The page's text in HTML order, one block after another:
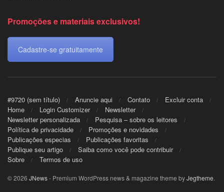
Promoções e materiais exclusivos!
Cadastre-se gratuitamente
#9720 (sem título) Anuncie aqui Contato
Excluir conta
Home
Login Customizer
Newsletter
Newsletter personalizada
Pesquisa – sobre os leitores
Política de privacidade
Promoções e novidades
Publicações especias
Publicações favoritas
Publique seu artigo
Saiba como você pode contribuir
Sobre
Termos de uso
© 2026 JNews- Premium WordPress news & magazine theme byJegtheme.